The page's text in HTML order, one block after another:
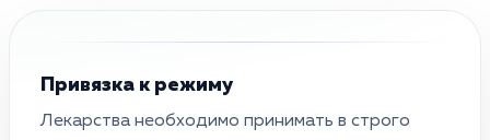
Привязка к режиму
Лекарства необходимо принимать в строго